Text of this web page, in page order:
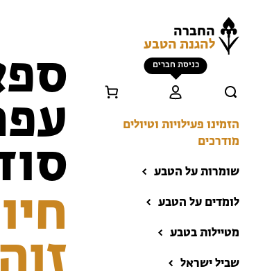
החברה
להגנת הטבע
כניסת חברים
הזמינו פעילויות וטיולים
מודרכים
שומרות על הטבע
לומדים על הטבע
מטיילות בטבע
שביל ישראל